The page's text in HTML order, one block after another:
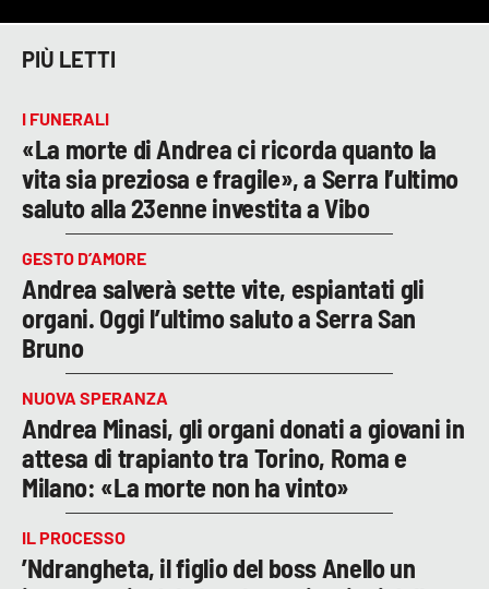
PIÙ LETTI
I FUNERALI
«La morte di Andrea ci ricorda quanto la
vita sia preziosa e fragile», a Serra l’ultimo
saluto alla 23enne investita a Vibo
GESTO D’AMORE
Andrea salverà sette vite, espiantati gli
organi. Oggi l’ultimo saluto a Serra San
Bruno
NUOVA SPERANZA
Andrea Minasi, gli organi donati a giovani in
attesa di trapianto tra Torino, Roma e
Milano: «La morte non ha vinto»
IL PROCESSO
’Ndrangheta, il figlio del boss Anello un